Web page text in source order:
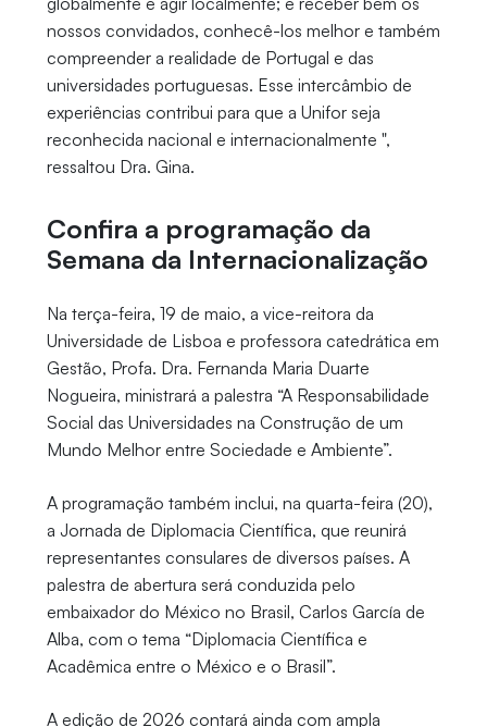
nossos convidados, conhecê-los melhor e também
compreender a realidade de Portugal e das
universidades portuguesas. Esse intercâmbio de
experiências contribui para que a Unifor seja
reconhecida nacional e internacionalmente ",
ressaltou Dra. Gina.
Confira a programação da
Semana da Internacionalização
Na terça-feira, 19 de maio, a vice-reitora da
Universidade de Lisboa e professora catedrática em
Gestão, Profa. Dra. Fernanda Maria Duarte
Nogueira, ministrará a palestra “A Responsabilidade
Social das Universidades na Construção de um
Mundo Melhor entre Sociedade e Ambiente”.
A programação também inclui, na quarta-feira (20),
a Jornada de Diplomacia Científica, que reunirá
representantes consulares de diversos países. A
palestra de abertura será conduzida pelo
embaixador do México no Brasil, Carlos García de
Alba, com o tema “Diplomacia Científica e
Acadêmica entre o México e o Brasil”.
A edição de 2026 contará ainda com ampla